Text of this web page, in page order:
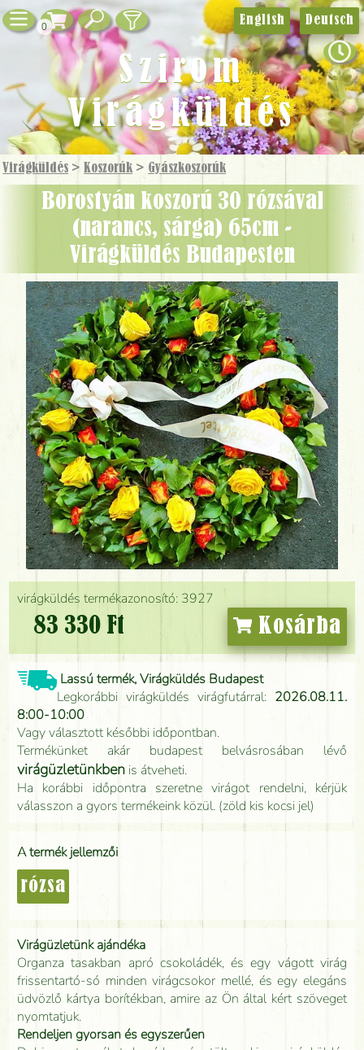
0
Virágküldés > Koszorúk > Gyászkoszorúk
borostyán koszorú 30 rózsával
(narancs, sárga) 65cm -
Virágküldés Budapesten
virágküldés termékazonosító: 3927
83 330 Ft Kosárba
Lassú termék, Virágküldés Budapest
Legkorábbi virágküldés virágfutárral: 2026.08.11.
8:00-10:00
Vagy választott későbbi időpontban.
Termékünket akár budapest belvásrosában lévő
virágüzletünkben is átveheti.
Ha korábbi időpontra szeretne virágot rendelni, kérjük
válasszon a gyors termékeink közül. (zöld kis kocsi jel)
A termék jellemzői
rózsa
Virágüzletünk ajándéka
Organza tasakban apró csokoládék, és egy vágott virág
frissentartó-só minden virágcsokor mellé, és egy elegáns
üdvözlő kártya borítékban, amire az Ön által kért szöveget
nyomtatjuk.
Rendeljen gyorsan és egyszerűen
English Deutsch
Szirom
Virágküldés